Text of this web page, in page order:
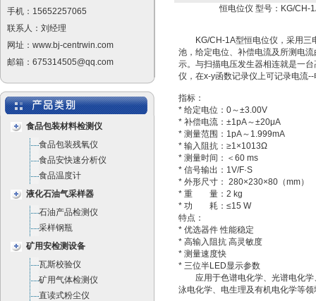
手机：15652257065
联系人：刘经理
网址：www.bj-centrwin.com
邮箱：675314505@qq.com
食品包装材料检测仪
食品包装残氧仪
食品安快速分析仪
食品温度计
液化石油气采样器
石油产品检测仪
采样钢瓶
矿用安检测设备
瓦斯校验仪
矿用气体检测仪
直读式粉尘仪
恒电位仪 型号：KG/CH-
KG/CH-1A型恒电位仪，采用三
池，给定电位、补偿电流及所测电
示。与扫描电压发生器相连就是一台
仪，在x-y函数记录仪上可记录电流--
指标：
* 给定电位：0～±3.00V
* 补偿电流：±1pA～±20μA
* 测量范围：1pA～1.999mA
* 输入阻抗：≥1×1013Ω
* 测量时间：＜60 ms
* 信号输出：1V/F·S
* 外形尺寸： 280×230×80（mm）
* 重 量：2 kg
* 功 耗：≤15 W
特点：
* 优选器件 性能稳定
* 高输入阻抗 高灵敏度
* 测量速度快
* 三位半LED显示参数
应用于色谱电化学、光谱电化学
泳电化学、电生理及有机电化学等领